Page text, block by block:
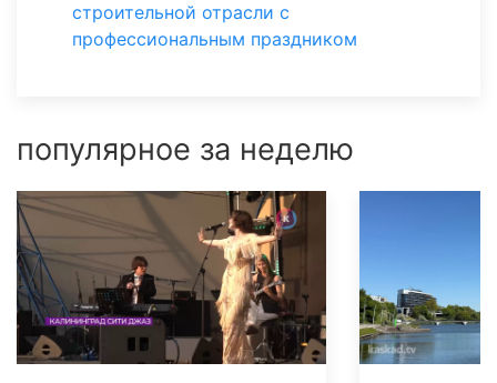
строительной отрасли с
профессиональным праздником
популярное за неделю